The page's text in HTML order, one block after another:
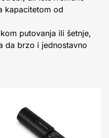
kapacitetom od
putovanja ili šetnje,
da brzo i jednostavno